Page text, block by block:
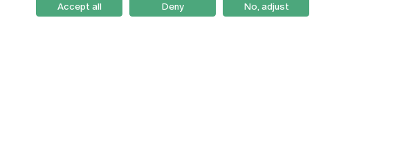
Accept all Deny No, adjust